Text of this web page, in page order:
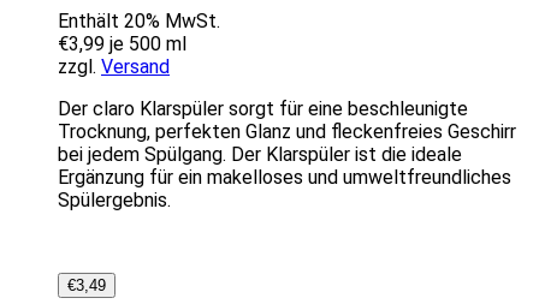
Enthält 20% MwSt.
€3,99 je 500 ml
zzgl. Versand
Der claro Klarspüler sorgt für eine beschleunigte
Trocknung, perfekten Glanz und fleckenfreies Geschirr
bei jedem Spülgang. Der Klarspüler ist die ideale
Ergänzung für ein makelloses und umweltfreundliches
Spülergebnis.
€3,49